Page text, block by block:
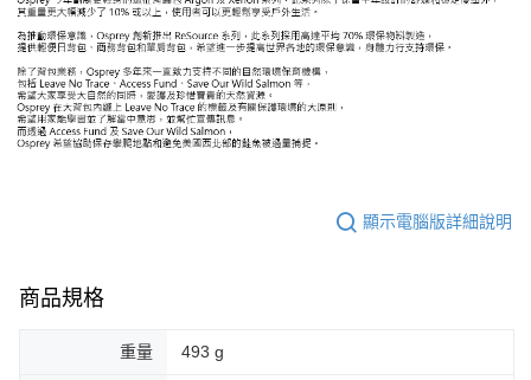
顯示電腦版詳細說明
商品規格
重量 493 g